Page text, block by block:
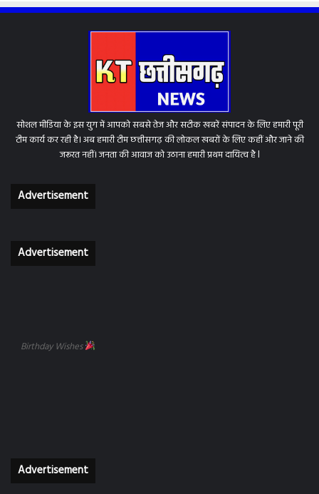
सोशल मीडिया के इस युग में आपको सबसे तेज और सटीक खबरें संपादन के लिए हमारी पूरी
टीम कार्य कर रही है। अब हमारी टीम छत्तीसगढ़ की लोकल खबरों के लिए कहीं और जाने की
जरूरत नहीं। जनता की आवाज को उठाना हमारी प्रथम दायित्व है l
Advertisement
Advertisement
Birthday Wishes
Advertisement